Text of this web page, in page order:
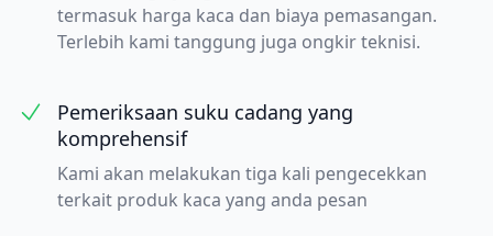
termasuk harga kaca dan biaya pemasangan.
Terlebih kami tanggung juga ongkir teknisi.
Pemeriksaan suku cadang yang
komprehensif
Kami akan melakukan tiga kali pengecekkan
terkait produk kaca yang anda pesan